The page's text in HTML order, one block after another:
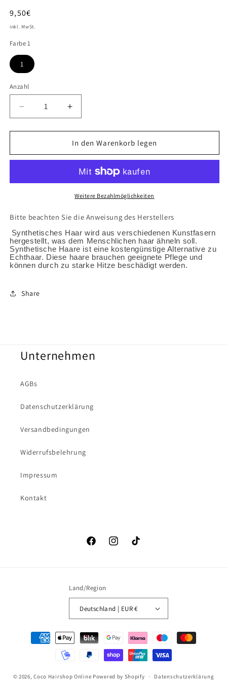
Normaler
Preis
9,50€
inkl. MwSt.
Farbe 1
1
Anzahl
Verringere
die
Menge
New
Erhöhe
die
Menge
für
New
In den Warenkorb legen
Weitere Bezahlmöglichkeiten
Bitte beachten Sie die Anweisung des Herstellers
Synthetisches Haar wird aus verschiedenen Kunstfasern
hergestellt, was dem Menschlichen haar ähneln soll.
Synthetische Haare ist eine kostengünstige Alternative zu
Echthaar. Diese haare brauchen geeignete Pflege und
können durch zu starke Hitze beschädigt werden.
Share
Unternehmen
AGBs
Datenschutzerklärung
Versandbedingungen
Widerrufsbelehrung
Impressum
Kontakt
FacebookInstagramTikTok
Land/Region
Deutschland | EUR €
Zahlungsmethoden
© 2026,Coco Hairshop Online Powered by Shopify Datenschutzerklärung